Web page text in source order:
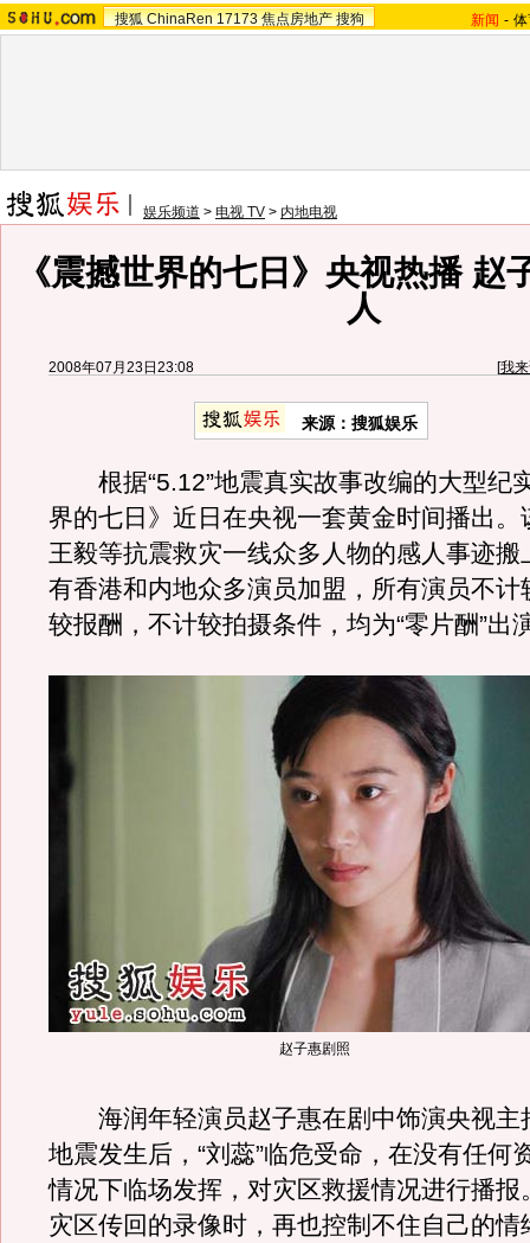
搜狐 ChinaRen 17173 焦点房地产 搜狗 新闻 -
娱乐频道 > 电视 TV > 内地电视
《震撼世界的七日》央视热播 赵
人
2008年07月23日23:08 [我
来源：搜狐娱乐
根据“5.12”地震真实故事改编的大型纪
界的七日》近日在央视一套黄金时间播出。
王毅等抗震救灾一线众多人物的感人事迹搬
有香港和内地众多演员加盟，所有演员不计
较报酬，不计较拍摄条件，均为“零片酬”出
赵子惠剧照
海润年轻演员赵子惠在剧中饰演央视主
地震发生后，“刘蕊”临危受命，在没有任何
情况下临场发挥，对灾区救援情况进行播报
灾区传回的录像时，再也控制不住自己的情